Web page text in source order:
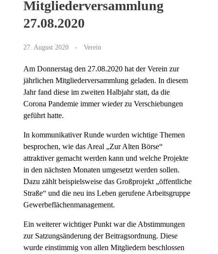
Mitgliederversammlung
27.08.2020
27. August 2020 Verein
Am Donnerstag den 27.08.2020 hat der Verein zur
jährlichen Mitgliederversammlung geladen. In diesem
Jahr fand diese im zweiten Halbjahr statt, da die
Corona Pandemie immer wieder zu Verschiebungen
geführt hatte.
In kommunikativer Runde wurden wichtige Themen
besprochen, wie das Areal „Zur Alten Börse“
attraktiver gemacht werden kann und welche Projekte
in den nächsten Monaten umgesetzt werden sollen.
Dazu zählt beispielsweise das Großprojekt „öffentliche
Straße“ und die neu ins Leben gerufene Arbeitsgruppe
Gewerbeflächenmanagement.
Ein weiterer wichtiger Punkt war die Abstimmungen
zur Satzungsänderung der Beitragsordnung. Diese
wurde einstimmig von allen Mitgliedern beschlossen